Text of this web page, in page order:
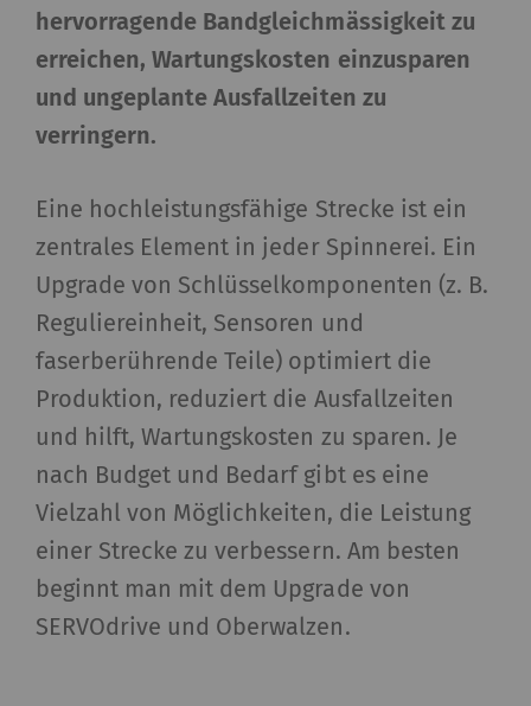
hervorragende Bandgleichmässigkeit zu
erreichen, Wartungskosten einzusparen
und ungeplante Ausfallzeiten zu
verringern.
Eine hochleistungsfähige Strecke ist ein
zentrales Element in jeder Spinnerei. Ein
Upgrade von Schlüsselkomponenten (z. B.
Reguliereinheit, Sensoren und
faserberührende Teile) optimiert die
Produktion, reduziert die Ausfallzeiten
und hilft, Wartungskosten zu sparen. Je
nach Budget und Bedarf gibt es eine
Vielzahl von Möglichkeiten, die Leistung
einer Strecke zu verbessern. Am besten
beginnt man mit dem Upgrade von
SERVOdrive und Oberwalzen.